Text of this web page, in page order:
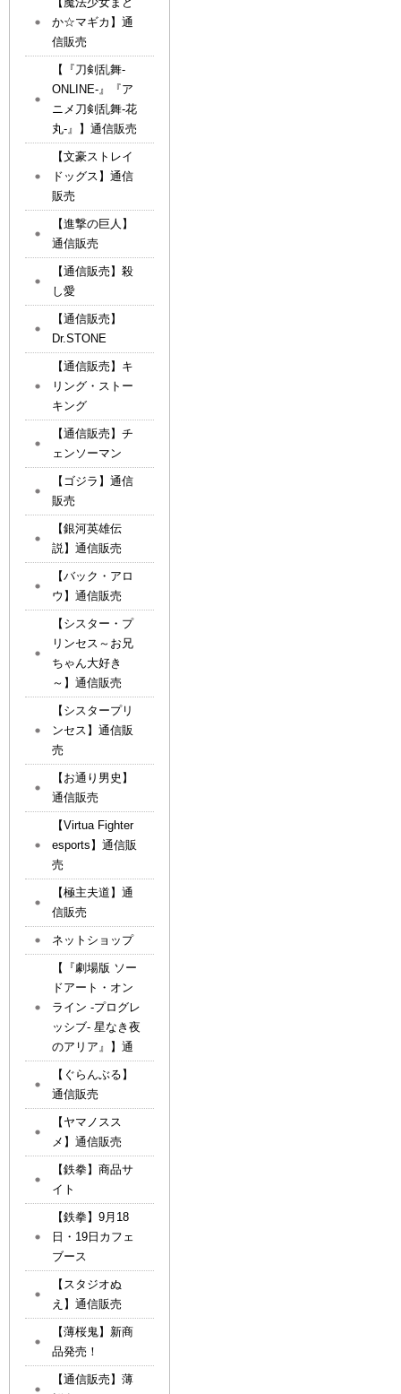
か☆マギカ】通
信販売
【『刀剣乱舞-
ONLINE-』『ア
ニメ刀剣乱舞-花
丸-』】通信販売
【文豪ストレイ
ドッグス】通信
販売
【進撃の巨人】
通信販売
【通信販売】殺
し愛
【通信販売】
Dr.STONE
【通信販売】キ
リング・ストー
キング
【通信販売】チ
ェンソーマン
【ゴジラ】通信
販売
【銀河英雄伝
説】通信販売
【バック・アロ
ウ】通信販売
【シスター・プ
リンセス～お兄
ちゃん大好き
～】通信販売
【シスタープリ
ンセス】通信販
売
【お通り男史】
通信販売
【Virtua Fighter
esports】通信販
売
【極主夫道】通
信販売
ネットショップ
【『劇場版 ソー
ドアート・オン
ライン -プログレ
ッシブ- 星なき夜
のアリア』】通
【ぐらんぶる】
通信販売
【ヤマノスス
メ】通信販売
【鉄拳】商品サ
イト
【鉄拳】9月18
日・19日カフェ
ブース
【スタジオぬ
え】通信販売
【薄桜鬼】新商
品発売！
【通信販売】薄